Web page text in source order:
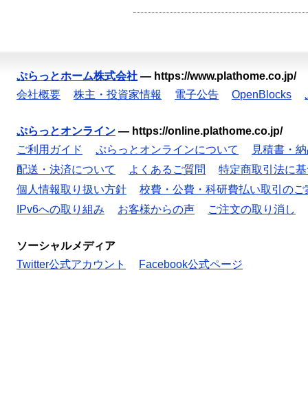
ぷらっとホーム株式会社 — https://www.plathome.co.jp/
会社概要
株主・投資家情報 電子公告 OpenBlocks
ぷらっとオンライン — https://online.plathome.co.jp/
ご利用ガイド
ぷらっとオンラインについて
見積書・
配送・決済について
よくあるご質問
特定商取引法に
個人情報取り扱い方針
校費・公費・科研費払い取引のご
IPv6への取り組み
お客様からの声 ご注文の取り消し
ソーシャルメディア
Twitter公式アカウント
Facebook公式ページ